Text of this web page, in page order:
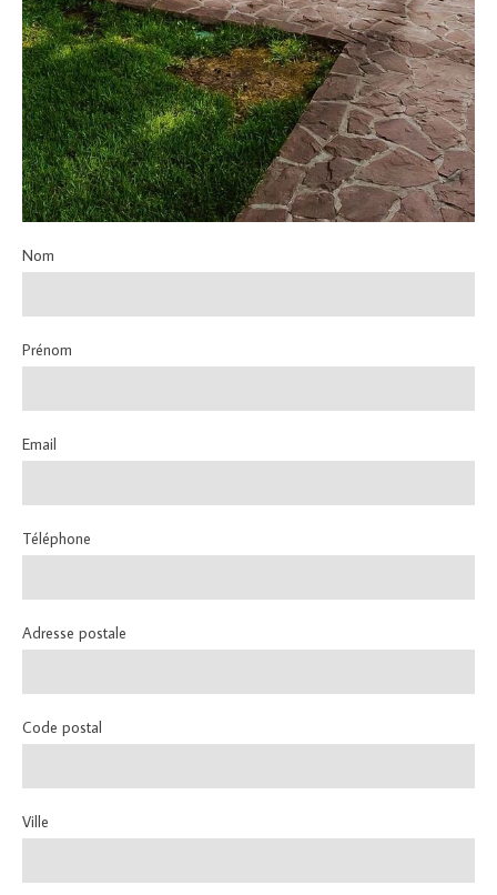
Nom
Prénom
Email
Téléphone
Adresse postale
Code postal
Ville